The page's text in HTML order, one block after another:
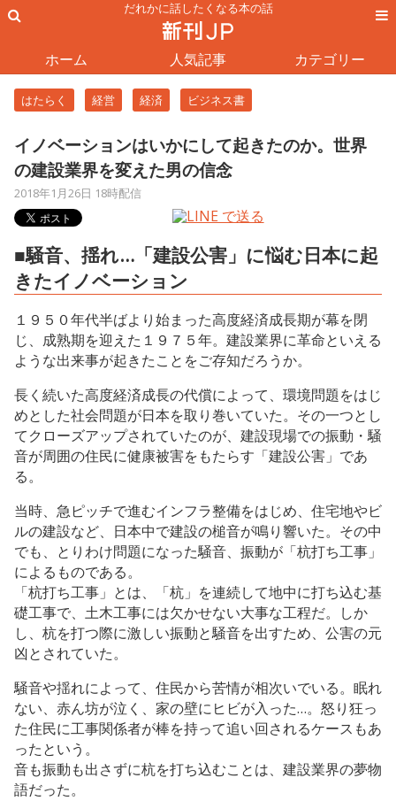
だれかに話したくなる本の話
ホーム 人気記事 カテゴリー
はたらく 経営 経済 ビジネス書
イノベーションはいかにして起きたのか。世界
の建設業界を変えた男の信念
2018年1月26日 18時配信
■騒音、揺れ…「建設公害」に悩む日本に起
きたイノベーション
１９５０年代半ばより始まった高度経済成長期が幕を閉
じ、成熟期を迎えた１９７５年。建設業界に革命といえる
ような出来事が起きたことをご存知だろうか。
長く続いた高度経済成長の代償によって、環境問題をはじ
めとした社会問題が日本を取り巻いていた。その一つとし
てクローズアップされていたのが、建設現場での振動・騒
音が周囲の住民に健康被害をもたらす「建設公害」であ
る。
当時、急ピッチで進むインフラ整備をはじめ、住宅地やビ
ルの建設など、日本中で建設の槌音が鳴り響いた。その中
でも、とりわけ問題になった騒音、振動が「杭打ち工事」
によるものである。
「杭打ち工事」とは、「杭」を連続して地中に打ち込む基
礎工事で、土木工事には欠かせない大事な工程だ。しか
し、杭を打つ際に激しい振動と騒音を出すため、公害の元
凶とされていた。
騒音や揺れによって、住民から苦情が相次いでいる。眠れ
ない、赤ん坊が泣く、家の壁にヒビが入った…。怒り狂っ
た住民に工事関係者が棒を持って追い回されるケースもあ
ったという。
音も振動も出さずに杭を打ち込むことは、建設業界の夢物
語だった。